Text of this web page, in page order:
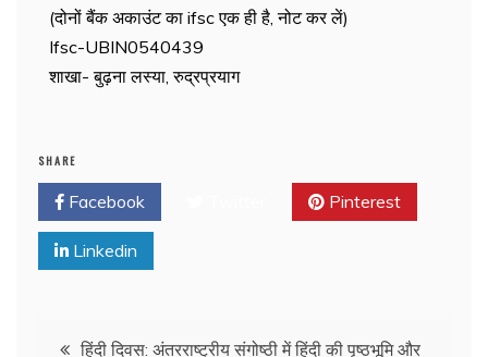
(दोनों बैंक अकाउंट का ifsc एक ही है, नोट कर लें)
Ifsc-UBIN0540439
शाखा- बुढ़ना लस्या, रुद्रप्रयाग
SHARE
Facebook Pinterest
Linkedin
हिंदी दिवस: अंतरराष्ट्रीय संगोष्ठी में हिंदी की पृष्ठभूमि और